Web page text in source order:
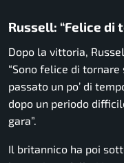
Russell: “Felice di
Dopo la vittoria,
“Sono felice di
passato un po’ di
dopo un periodo
gara”.
Il britannico ha poi